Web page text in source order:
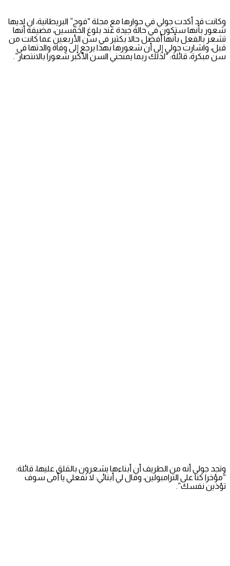
وكانت قد أكدت جولي في حوارها مع مجلة “فوج” البريطانية، ان لديها
شعور بأنها ستكون في حالة جيدة عند بلوغ الخمسين، مضيفة أنها
تشعر بالفعل بأنها أفضل حالا بكثير في سن الأربعين عما كانت من
قبل، واشارت جولي إلى أن شعورها بهذا يرجع إلى وفاة والدتها في
سن مبكرة، قائلة: “لذلك ربما يمنحني السن الأكبر شعورا بالانتصار”.
وتجد جولي أنه من الطريف أن أبناءها يشعرون بالقلق عليها، قائلة:
“مؤخرا كنا على الترامبولين، وقال لي أبنائي: لا تفعلي يا أمى سوف
تؤذين نفسك”.